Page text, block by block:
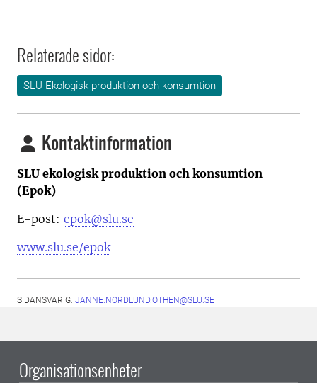
Relaterade sidor:
SLU Ekologisk produktion och konsumtion
Kontaktinformation
SLU ekologisk produktion och konsumtion
(Epok)
E-post: epok@slu.se
www.slu.se/epok
SIDANSVARIG: JANNE.NORDLUND.OTHEN@SLU.SE
Organisationsenheter